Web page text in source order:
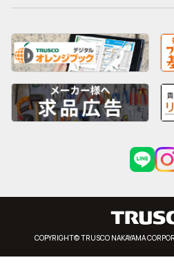
COPYRIGHT© TRUSCO NAKAYAMA